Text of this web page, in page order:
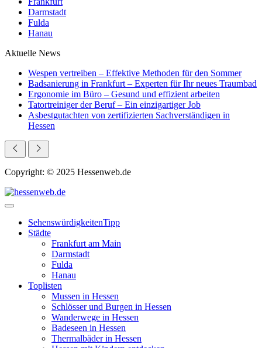
Darmstadt
Fulda
Hanau
Aktuelle News
Wespen vertreiben – Effektive Methoden für den Sommer
Badsanierung in Frankfurt – Experten für Ihr neues Traumbad
Ergonomie im Büro – Gesund und effizient arbeiten
Tatortreiniger der Beruf – Ein einzigartiger Job
Asbestgutachten von zertifizierten Sachverständigen in
Hessen
Copyright: © 2025 Hessenweb.de
SehenswürdigkeitenTipp
Städte
Frankfurt am Main
Darmstadt
Fulda
Hanau
Toplisten
Mussen in Hessen
Schlösser und Burgen in Hessen
Wanderwege in Hessen
Badeseen in Hessen
Thermalbäder in Hessen